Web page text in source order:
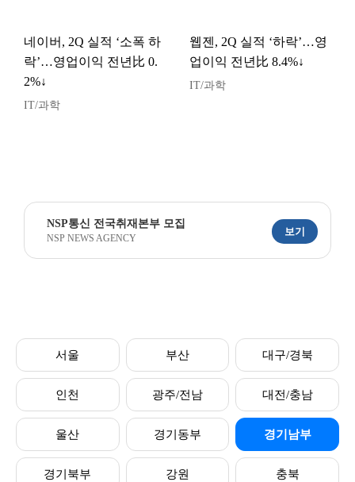
네이버, 2Q 실적 ‘소폭 하
락’…영업이익 전년比 0.
2%↓
IT/과학
웹젠, 2Q 실적 ‘하락’…영
업이익 전년比 8.4%↓
IT/과학
NSP통신 전국취재본부 모집
NSP NEWS AGENCY
보기
서울 부산 대구/경북
인천 광주/전남 대전/충남
울산 경기동부 경기남부
경기북부 강원 충북